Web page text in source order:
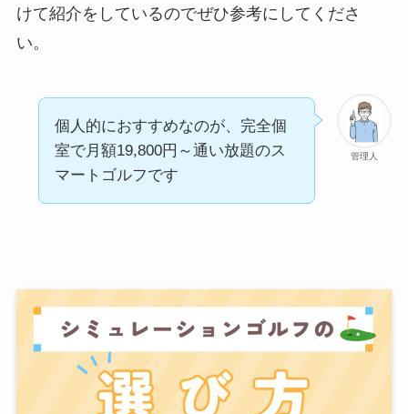
けて紹介をしているのでぜひ参考にしてくださ
い。
管理人
個人的におすすめなのが、完全個
室で月額19,800円～通い放題のス
マートゴルフです